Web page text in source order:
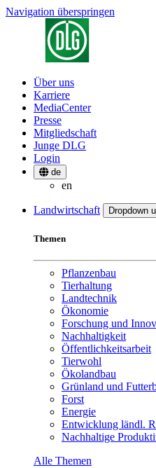
Navigation überspringen
Über uns
Karriere
MediaCenter
Presse
Mitgliedschaft
Junge DLG
Login
de
en
Landwirtschaft Dropdown
Themen
Pflanzenbau
Tierhaltung
Landtechnik
Ökonomie
Forschung und
Nachhaltigkeit
Öffentlichkeitsarbeit
Tierwohl
Ökolandbau
Grünland und
Forst
Energie
Entwicklung ländl.
Nachhaltige
Alle Themen